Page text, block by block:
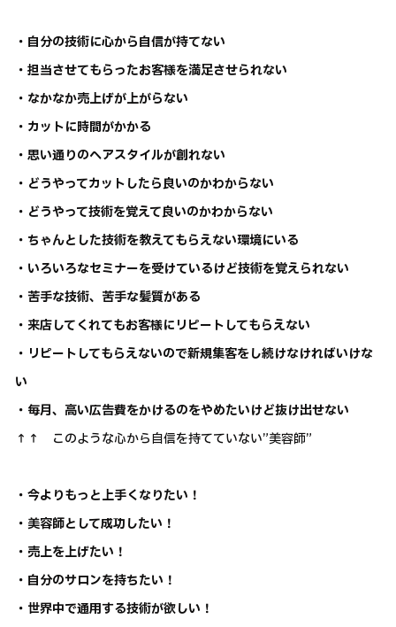
・自分の技術に心から自信が持てない
・担当させてもらったお客様を満足させられない
・なかなか売上げが上がらない
・カットに時間がかかる
・思い通りのヘアスタイルが創れない
・どうやってカットしたら良いのかわからない
・どうやって技術を覚えて良いのかわからない
・ちゃんとした技術を教えてもらえない環境にいる
・いろいろなセミナーを受けているけど技術を覚えられない
・苦手な技術、苦手な髪質がある
・来店してくれてもお客様にリピートしてもらえない
・リピートしてもらえないので新規集客をし続けなければいけな
い
・毎月、高い広告費をかけるのをやめたいけど抜け出せない
↑↑ このような心から自信を持てていない”美容師”
・今よりもっと上手くなりたい！
・美容師として成功したい！
・売上を上げたい！
・自分のサロンを持ちたい！
・世界中で通用する技術が欲しい！